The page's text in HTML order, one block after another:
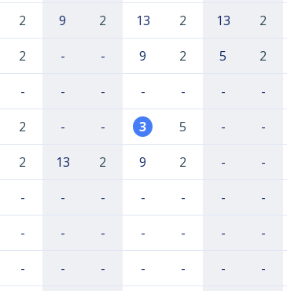
2 9 2 13 2 13 2
2 - - 9 2 5 2
- - - - - - -
2 - - 3 5 - -
2 13 2 9 2 - -
- - - - - - -
- - - - - - -
- - - - - - -